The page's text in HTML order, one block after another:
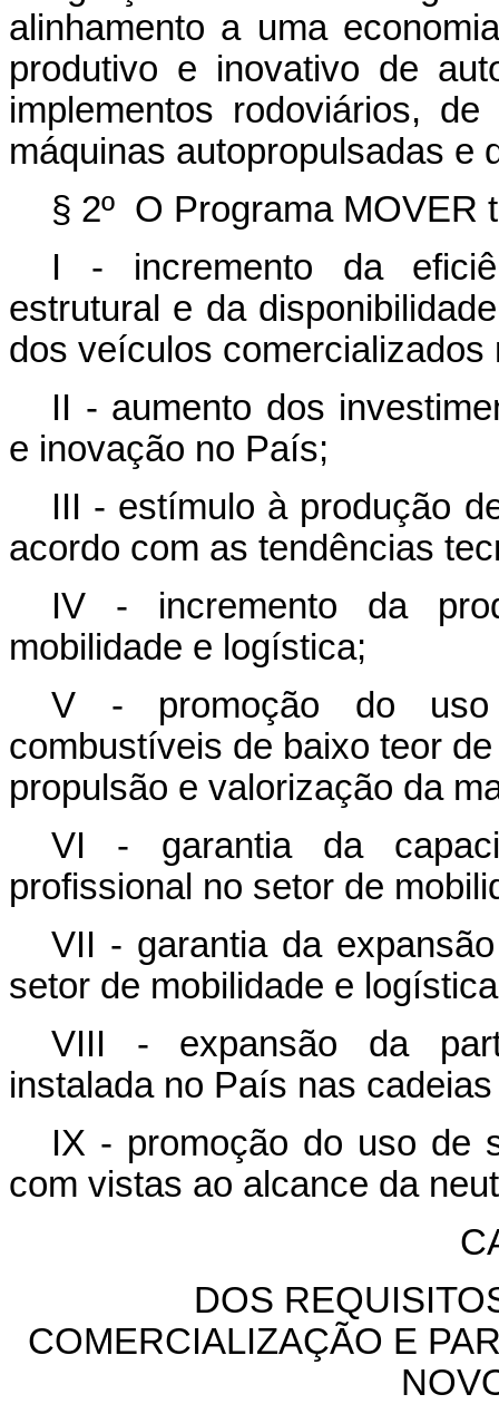
alinhamento a uma
produtivo e inovativo de
implementos rodoviários,
máquinas autopropulsadas e
§ 2º O Programa MOVER
I - incremento da
estrutural e da
dos veículos comercializados
II - aumento dos
e inovação no País;
III - estímulo à produção
acordo com as tendências
IV - incremento da
mobilidade e logística;
V - promoção do uso
combustíveis de baixo teor
propulsão e valorização da
VI - garantia da
profissional no setor de
VII - garantia da
setor de mobilidade e
VIII - expansão da
instalada no País nas
IX - promoção do uso de
com vistas ao alcance da
DOS
COMERCIALIZAÇÃO E